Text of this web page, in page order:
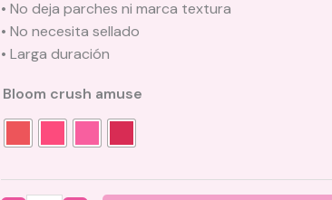
• No deja parches ni marca textura
• No necesita sellado
• Larga duración
Bloom crush amuse